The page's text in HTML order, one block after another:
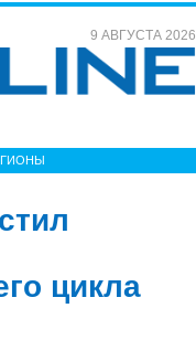
9 АВГУСТА 2026
цикла